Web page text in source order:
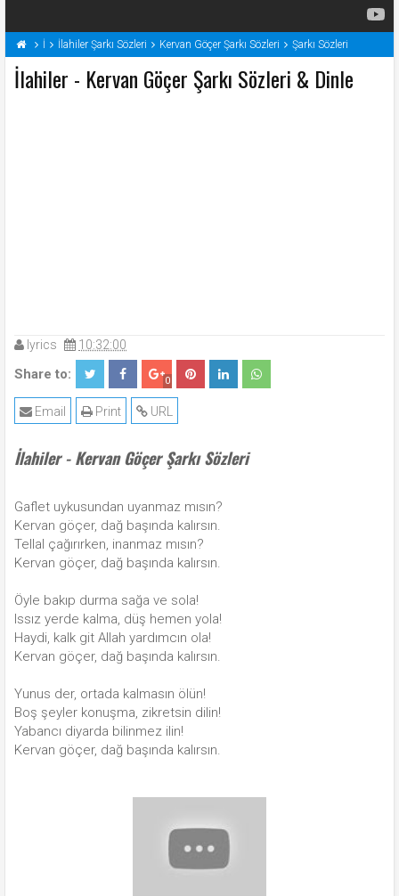
İ İlahiler Şarkı Sözleri Kervan Göçer Şarkı Sözleri Şarkı Sözleri
İlahiler - Kervan Göçer Şarkı Sözleri & Dinle
lyrics 10:32:00
Share to: 0
URL
Print
Email
İlahiler - Kervan Göçer Şarkı Sözleri
Gaflet uykusundan uyanmaz mısın?
Kervan göçer, dağ başında kalırsın.
Tellal çağırırken, inanmaz mısın?
Kervan göçer, dağ başında kalırsın.
Öyle bakıp durma sağa ve sola!
Issız yerde kalma, düş hemen yola!
Haydi, kalk git Allah yardımcın ola!
Kervan göçer, dağ başında kalırsın.
Yunus der, ortada kalmasın ölün!
Boş şeyler konuşma, zikretsin dilin!
Yabancı diyarda bilinmez ilin!
Kervan göçer, dağ başında kalırsın.